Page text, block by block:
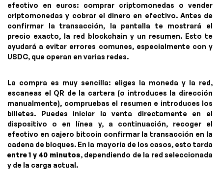
efectivo en euros: comprar criptomonedas o vender
criptomonedas y cobrar el dinero en efectivo. Antes de
confirmar la transacción, la pantalla te mostrará el
precio exacto, la red blockchain y un resumen. Esto te
ayudará a evitar errores comunes, especialmente con y
USDC, que operan en varias redes.
La compra es muy sencilla: eliges la moneda y la red,
escaneas el QR de la cartera (o introduces la dirección
manualmente), compruebas el resumen e introduces los
billetes. Puedes iniciar la venta directamente en el
dispositivo o en línea y, a continuación, recoger el
efectivo en cajero bitcoin confirmar la transacción en la
cadena de bloques. En la mayoría de los casos, esto tarda
entre 1 y 40 minutos, dependiendo de la red seleccionada
y de la carga actual.